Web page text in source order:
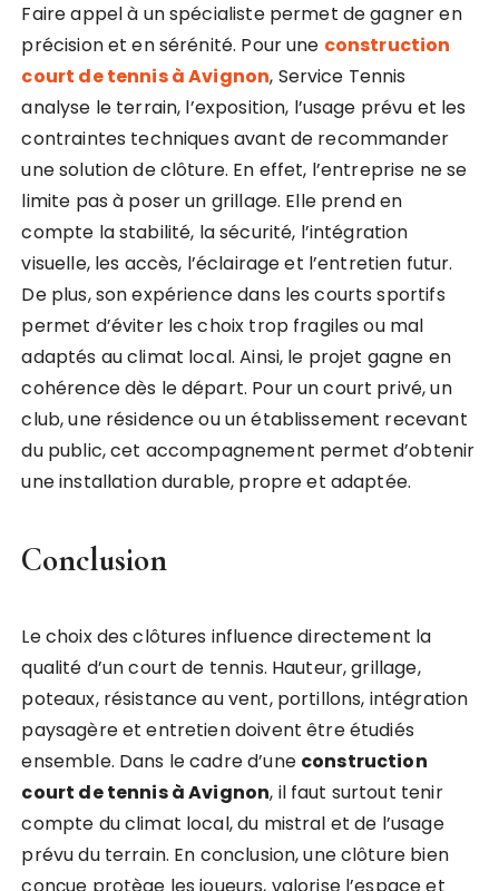
Faire appel à un spécialiste permet de gagner en
précision et en sérénité. Pour une construction
court de tennis à Avignon, Service Tennis
analyse le terrain, l’exposition, l’usage prévu et les
contraintes techniques avant de recommander
une solution de clôture. En effet, l’entreprise ne se
limite pas à poser un grillage. Elle prend en
compte la stabilité, la sécurité, l’intégration
visuelle, les accès, l’éclairage et l’entretien futur.
De plus, son expérience dans les courts sportifs
permet d’éviter les choix trop fragiles ou mal
adaptés au climat local. Ainsi, le projet gagne en
cohérence dès le départ. Pour un court privé, un
club, une résidence ou un établissement recevant
du public, cet accompagnement permet d’obtenir
une installation durable, propre et adaptée.
Conclusion
Le choix des clôtures influence directement la
qualité d’un court de tennis. Hauteur, grillage,
poteaux, résistance au vent, portillons, intégration
paysagère et entretien doivent être étudiés
ensemble. Dans le cadre d’une construction
court de tennis à Avignon, il faut surtout tenir
compte du climat local, du mistral et de l’usage
prévu du terrain. En conclusion, une clôture bien